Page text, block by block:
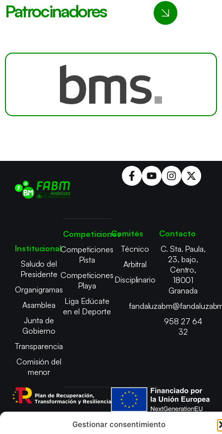
Gestionar consentimiento
Patrocinadores
Institucional
Saludo del
Presidente
Organigramas
Asamblea
Junta de
Gobierno
Transparencia
Comisión del
menor
Competiciones
Competiciones
Pista
Competiciones
Playa
Liga Edúcate
en el Deporte
Comités
Técnico
Arbitral
Disciplinario
Contacto
C. Sta. Paula,
23, bajo,
Centro,
18001
Granada
958 27 64
32
Copyright © 2025 Federación Andaluza de Balonmano |